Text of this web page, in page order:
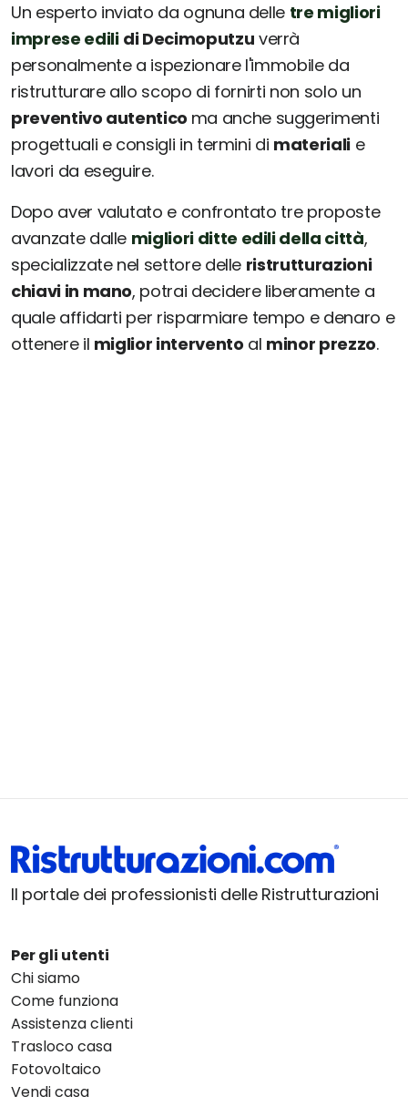
Un esperto inviato da ognuna delle tre migliori
imprese edili di Decimoputzu verrà
personalmente a ispezionare l'immobile da
ristrutturare allo scopo di fornirti non solo un
preventivo autentico ma anche suggerimenti
progettuali e consigli in termini di materialie
lavori da eseguire.
Dopo aver valutato e confrontato tre proposte
avanzate dalle migliori ditte edili della città,
specializzate nel settore delle ristrutturazioni
chiavi in mano, potrai decidere liberamente a
quale affidarti per risparmiare tempo e denaro e
ottenere il miglior intervento al minor prezzo.
Il portale dei professionisti delle Ristrutturazioni
Per gli utenti
Chi siamo
Come funziona
Assistenza clienti
Trasloco casa
Fotovoltaico
Vendi casa